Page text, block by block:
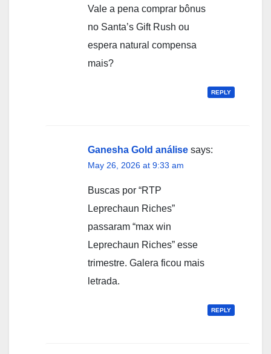
Vale a pena comprar bônus
no Santa’s Gift Rush ou
espera natural compensa
mais?
REPLY
Ganesha Gold análise says:
May 26, 2026 at 9:33 am
Buscas por “RTP
Leprechaun Riches”
passaram “max win
Leprechaun Riches” esse
trimestre. Galera ficou mais
letrada.
REPLY